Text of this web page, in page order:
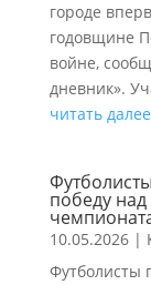
городе
годовщине
войне,
дневник».
читать далее
победу
10.05.2026|
Футболисты